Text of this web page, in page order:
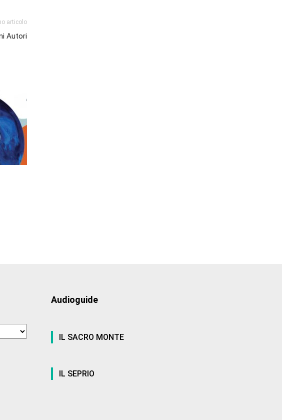
articolo
Autori
Audioguide
IL SACRO MONTE
IL SEPRIO